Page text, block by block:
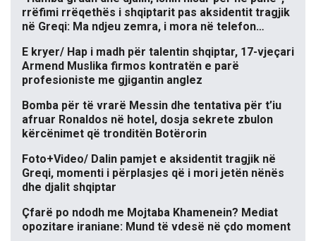
rrëfimi rrëqethës i shqiptarit pas aksidentit tragjik
në Greqi: Ma ndjeu zemra, i mora në telefon…
E kryer/ Hap i madh për talentin shqiptar, 17-vjeçari
Armend Muslika firmos kontratën e parë
profesioniste me gjigantin anglez
Bomba për të vrarë Messin dhe tentativa për t’iu
afruar Ronaldos në hotel, dosja sekrete zbulon
kërcënimet që tronditën Botërorin
Foto+Video/ Dalin pamjet e aksidentit tragjik në
Greqi, momenti i përplasjes që i mori jetën nënës
dhe djalit shqiptar
Çfarë po ndodh me Mojtaba Khamenein? Mediat
opozitare iraniane: Mund të vdesë në çdo moment